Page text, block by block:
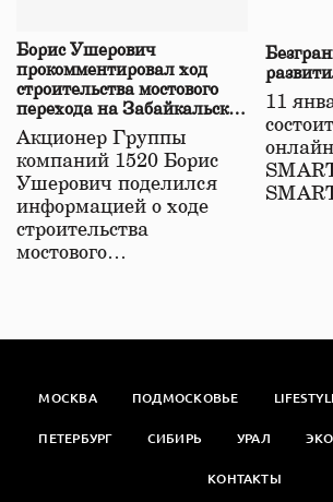
Борис Ушерович
прокомментировал ход
строительства мостового
перехода на Забайкальской
железной дороге
Акционер Группы
компаний 1520 Борис
Ушерович поделился
информацией о ходе
строительства
мостового…
11
МОСКВА ПОДМОСКОВЬЕ
ПЕТЕРБУРГ СИБИРЬ УРАЛ
КОНТАКТЫ